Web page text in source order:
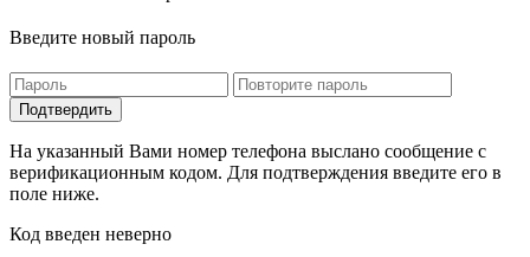
Введите новый пароль
На указанный Вами номер телефона выслано сообщение с
верификационным кодом. Для подтверждения введите его в
поле ниже.
Код введен неверно